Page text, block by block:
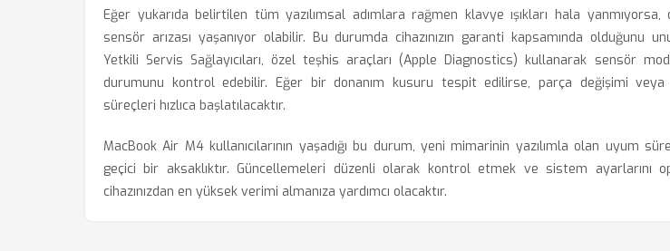
Eğer yukarıda belirtilen tüm yazılımsal adımlara rağmen klavye ışıkları hala yanmıyorsa,
sensör arızası yaşanıyor olabilir. Bu durumda cihazınızın garanti kapsamında olduğunu
Yetkili Servis Sağlayıcıları, özel teşhis araçları (Apple Diagnostics) kullanarak sensör
durumunu kontrol edebilir. Eğer bir donanım kusuru tespit edilirse, parça değişimi veya
süreçleri hızlıca başlatılacaktır.
MacBook Air M4 kullanıcılarının yaşadığı bu durum, yeni mimarinin yazılımla olan uyum
geçici bir aksaklıktır. Güncellemeleri düzenli olarak kontrol etmek ve sistem ayarlarını
cihazınızdan en yüksek verimi almanıza yardımcı olacaktır.